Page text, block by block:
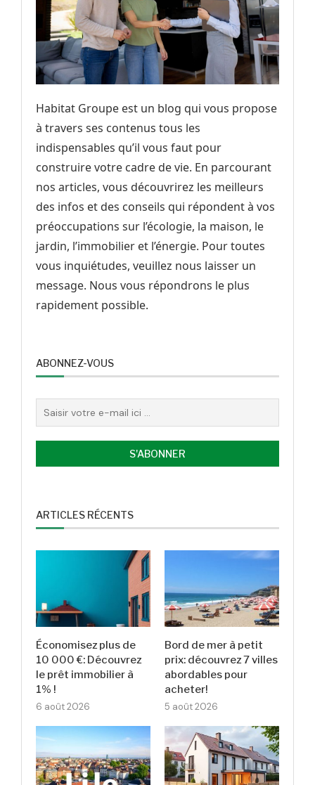
Habitat Groupe est un blog qui vous propose
à travers ses contenus tous les
indispensables qu’il vous faut pour
construire votre cadre de vie. En parcourant
nos articles, vous découvrirez les meilleurs
des infos et des conseils qui répondent à vos
préoccupations sur l’écologie, la maison, le
jardin, l’immobilier et l’énergie. Pour toutes
vous inquiétudes, veuillez nous laisser un
message. Nous vous répondrons le plus
rapidement possible.
ABONNEZ-VOUS
ARTICLES RÉCENTS
Économisez plus de
10 000 €: Découvrez
le prêt immobilier à
1% !
6 août 2026
Bord de mer à petit
prix: découvrez 7 villes
abordables pour
acheter!
5 août 2026